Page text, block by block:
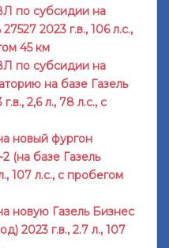
по субсидии на
2023 г.в., 106 л.с.,
45 км
по субсидии на
на базе Газель
2,6 л., 78 л.с., с
новый фургон
базе Газель
107 л.с., с пробегом
новую Газель Бизнес
2023 г.в., 2.7 л., 107